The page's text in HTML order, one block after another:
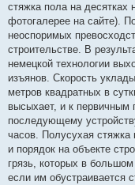
стяжка пола на десятках
фотогалерее на сайте).
неоспоримых
строительстве. В
немецкой технологии
изъянов. Скорость
метров квадратных в
высыхает, и к
последующему
часов. Полусухая стяжка
и порядок на объекте
грязь, которых в
если им обустраивается